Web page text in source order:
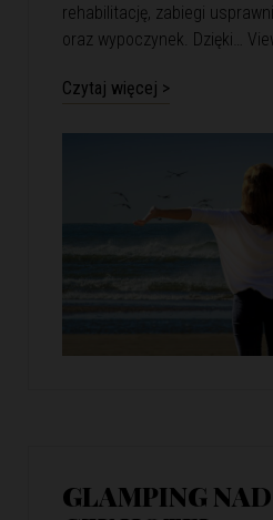
rehabilitację, zabiegi
oraz wypoczynek. Dzięki…
Czytaj więcej >
GLAMPING